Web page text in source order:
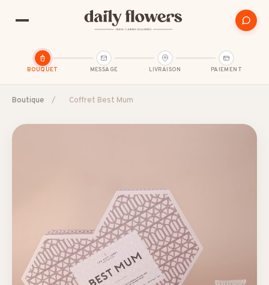
BOUQUET MESSAGE LIVRAISON PAIEMENT
B2B / Cadeau d'affaires Bon rétablissement
Condoléances
Boutique / Coffret Best Mum